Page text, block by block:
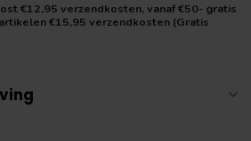
€12,95 verzendkosten, vanaf €50- gratis
€15,95 verzendkosten (Gratis